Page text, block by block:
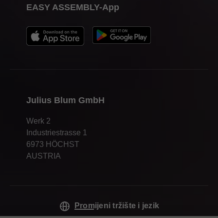
Julius Blum GmbH
Werk 2
Industriestrasse 1
6973 HÖCHST
AUSTRIA
EASY ASSEMBLY-App
Promijeni tržište i jezik